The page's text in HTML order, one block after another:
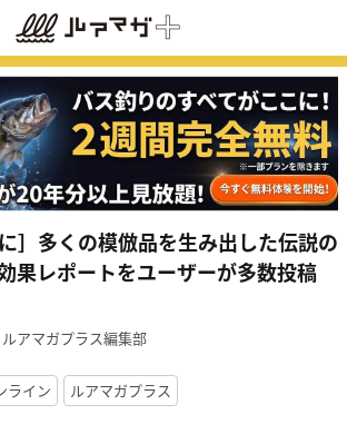
］多くの模倣品を生み出した伝説の
果レポートをユーザーが多数投稿
ルアマガプラス編集部
ライン ルアマガプラス